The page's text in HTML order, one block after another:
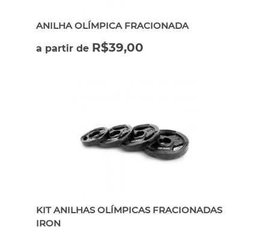
ANILHA OLÍMPICA FRACIONADA
a partir de R$39,00
KIT ANILHAS OLÍMPICAS FRACIONADAS
IRON